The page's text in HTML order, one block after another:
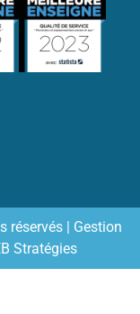
réservés | Gestion
Stratégies